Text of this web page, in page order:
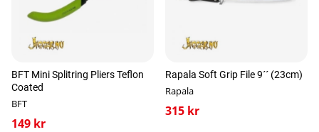
BFT Mini Splitring Pliers Teflon
Coated
BFT
149 kr
Rapala Soft Grip File 9´´ (23cm)
Rapala
315 kr